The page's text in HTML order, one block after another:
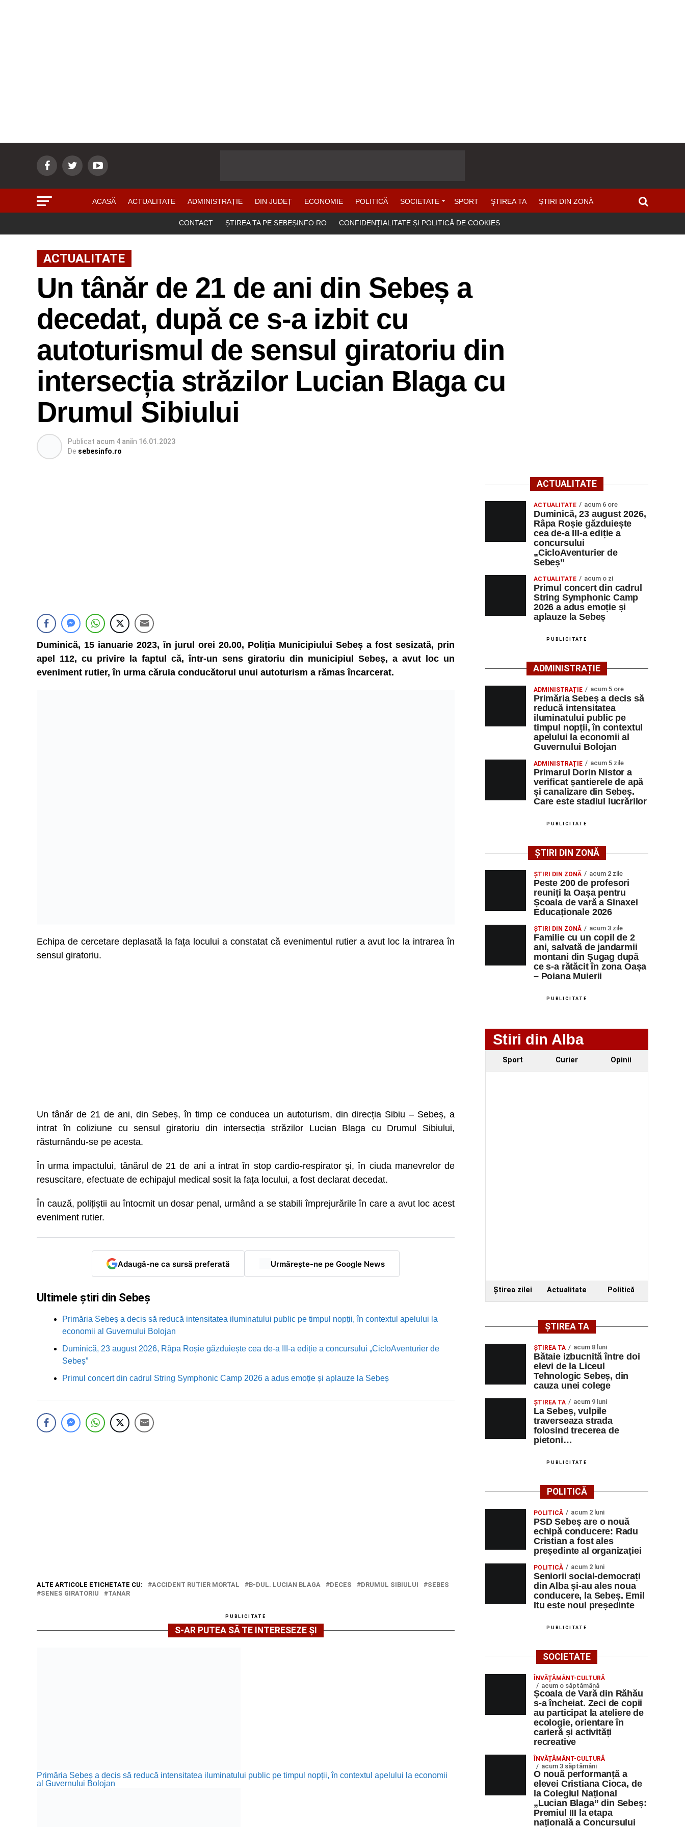
ACASĂ ACTUALITATE ADMINISTRAȚIE DIN JUDEȚ ECONOMIE POLITICĂ SOCIETATE SPORT ŞTIREA TA ȘTIRI DIN ZONĂ
CONTACT ȘTIREA TA PE SEBEȘINFO.RO CONFIDENȚIALITATE ȘI POLITICĂ DE COOKIES
ACTUALITATE
Un tânăr de 21 de ani din Sebeș a
decedat, după ce s-a izbit cu
autoturismul de sensul giratoriu din
intersecția străzilor Lucian Blaga cu
Drumul Sibiului
Publicat acum 4 aniîn 16.01.2023
De sebesinfo.ro
Duminică, 15 ianuarie 2023, în jurul orei 20.00, Poliția Municipiului Sebeș a fost sesizată, prin
apel 112, cu privire la faptul că, într-un sens giratoriu din municipiul Sebeș, a avut loc un
eveniment rutier, în urma căruia conducătorul unui autoturism a rămas încarcerat.
Echipa de cercetare deplasată la fața locului a constatat că evenimentul rutier a avut loc la intrarea în
sensul giratoriu.
Un tânăr de 21 de ani, din Sebeș, în timp ce conducea un autoturism, din direcția Sibiu – Sebeș, a
intrat în coliziune cu sensul giratoriu din intersecția străzilor Lucian Blaga cu Drumul Sibiului,
răsturnându-se pe acesta.
În urma impactului, tânărul de 21 de ani a intrat în stop cardio-respirator și, în ciuda manevrelor de
resuscitare, efectuate de echipajul medical sosit la fața locului, a fost declarat decedat.
În cauză, polițiștii au întocmit un dosar penal, urmând a se stabili împrejurările în care a avut loc acest
eveniment rutier.
Adaugă-ne ca sursă preferată Urmărește-ne pe Google News
Ultimele știri din Sebeș
Primăria Sebeș a decis să reducă intensitatea iluminatului public pe timpul nopții, în contextul apelului la
economii al Guvernului Bolojan
Duminică, 23 august 2026, Râpa Roșie găzduiește cea de-a III-a ediție a concursului „CicloAventurier de
Sebeș”
Primul concert din cadrul String Symphonic Camp 2026 a adus emoție și aplauze la Sebeș
ALTE ARTICOLE ETICHETATE CU: ACCIDENT RUTIER MORTAL B-DUL. LUCIAN BLAGA DECES DRUMUL SIBIULUI
SEBES
SENES GIRATORIU
TANAR
PUBLICITATE
S-AR PUTEA SĂ TE INTERESEZE ȘI
Primăria Sebeș a decis să reducă intensitatea iluminatului public pe timpul nopții, în contextul apelului la economii
al Guvernului Bolojan
ACTUALITATE
ACTUALITATE acum 6 ore
Duminică, 23 august 2026,
Râpa Roșie găzduiește
cea de-a III-a ediție a
concursului
„CicloAventurier de
Sebeș”
ACTUALITATE acum o zi
Primul concert din cadrul
String Symphonic Camp
2026 a adus emoție și
aplauze la Sebeș
PUBLICITATE
ADMINISTRAȚIE
ADMINISTRAȚIE acum 5 ore
Primăria Sebeș a decis să
reducă intensitatea
iluminatului public pe
timpul nopții, în contextul
apelului la economii al
Guvernului Bolojan
ADMINISTRAȚIE acum 5 zile
Primarul Dorin Nistor a
verificat șantierele de apă
și canalizare din Sebeș.
Care este stadiul lucrărilor
PUBLICITATE
ȘTIRI DIN ZONĂ
ȘTIRI DIN ZONĂ acum 2 zile
Peste 200 de profesori
reuniți la Oașa pentru
Școala de vară a Sinaxei
Educaționale 2026
ȘTIRI DIN ZONĂ acum 3 zile
Familie cu un copil de 2
ani, salvată de jandarmii
montani din Șugag după
ce s-a rătăcit în zona Oașa
– Poiana Muierii
PUBLICITATE
Stiri din Alba
Sport Curier Opinii
Ştirea zilei Actualitate Politică
ȘTIREA TA
ŞTIREA TA acum 8 luni
Bătaie izbucnită între doi
elevi de la Liceul
Tehnologic Sebeș, din
cauza unei colege
ŞTIREA TA acum 9 luni
La Sebeș, vulpile
traverseaza strada
folosind trecerea de
pietoni…
PUBLICITATE
POLITICĂ
POLITICĂ acum 2 luni
PSD Sebeș are o nouă
echipă conducere: Radu
Cristian a fost ales
președinte al organizației
POLITICĂ acum 2 luni
Seniorii social-democrați
din Alba și-au ales noua
conducere, la Sebeș. Emil
Itu este noul președinte
PUBLICITATE
SOCIETATE
ÎNVĂȚĂMÂNT-CULTURĂ
acum o săptămână
Școala de Vară din Răhău
s-a încheiat. Zeci de copii
au participat la ateliere de
ecologie, orientare în
carieră și activități
recreative
ÎNVĂȚĂMÂNT-CULTURĂ
acum 3 săptămâni
O nouă performanță a
elevei Cristiana Cioca, de
la Colegiul Național
„Lucian Blaga” din Sebeș:
Premiul III la etapa
națională a Concursului